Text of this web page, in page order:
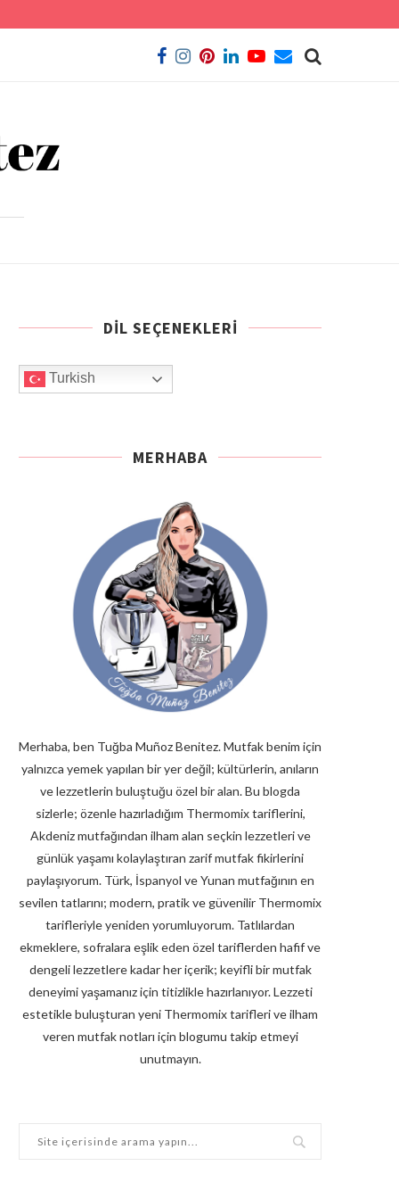
DIL SEÇENEKLERI
Turkish
MERHABA
Merhaba, ben Tuğba Muñoz Benitez. Mutfak benim için
yalnızca yemek yapılan bir yer değil; kültürlerin, anıların
ve lezzetlerin buluştuğu özel bir alan. Bu blogda
sizlerle; özenle hazırladığım Thermomix tariflerini,
Akdeniz mutfağından ilham alan seçkin lezzetleri ve
günlük yaşamı kolaylaştıran zarif mutfak fikirlerini
paylaşıyorum. Türk, İspanyol ve Yunan mutfağının en
sevilen tatlarını; modern, pratik ve güvenilir Thermomix
tarifleriyle yeniden yorumluyorum. Tatlılardan
ekmeklere, sofralara eşlik eden özel tariflerden hafif ve
dengeli lezzetlere kadar her içerik; keyifli bir mutfak
deneyimi yaşamanız için titizlikle hazırlanıyor. Lezzeti
estetikle buluşturan yeni Thermomix tarifleri ve ilham
veren mutfak notları için blogumu takip etmeyi
unutmayın.